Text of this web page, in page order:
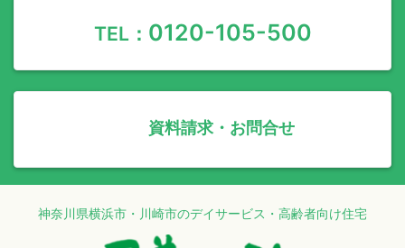
TEL： 0120-105-500
資料請求・お問合せ
神奈川県横浜市・川崎市のデイサービス・高齢者向け住宅